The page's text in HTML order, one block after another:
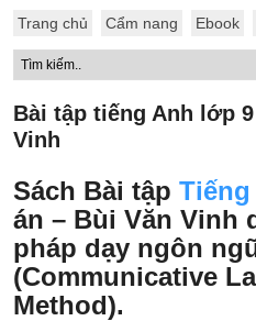
Trang chủ Cẩm nang Ebook
Bài tập tiếng Anh lớp
Vinh
Sách Bài tập
án – Bùi Văn Vinh
pháp dạy ngôn
(Communicative
Method).